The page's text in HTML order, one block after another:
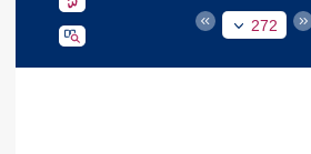
272